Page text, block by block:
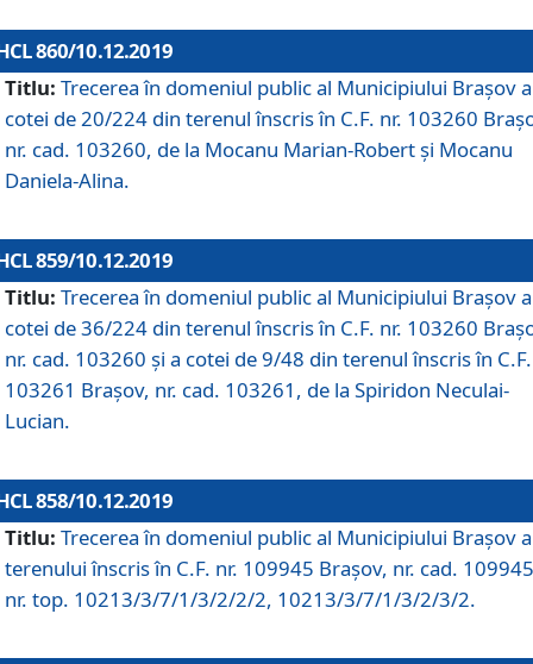
860/10.12.2019
Titlu: Trecerea în domeniul public al Municipiului Braşov a
cotei de 20/224 din terenul înscris în C.F. nr. 103260
nr. cad. 103260, de la Mocanu Marian-Robert și Mocanu
Daniela-Alina.
859/10.12.2019
Titlu: Trecerea în domeniul public al Municipiului Braşov a
cotei de 36/224 din terenul înscris în C.F. nr. 103260
nr. cad. 103260 și a cotei de 9/48 din terenul înscris în
103261 Brașov, nr. cad. 103261, de la Spiridon Neculai-
Lucian.
858/10.12.2019
Titlu: Trecerea în domeniul public al Municipiului Braşov a
terenului înscris în C.F. nr. 109945 Brașov, nr. cad.
nr. top. 10213/3/7/1/3/2/2/2, 10213/3/7/1/3/2/3/2.